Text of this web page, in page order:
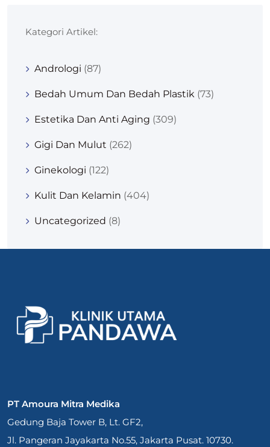
Kategori Artikel:
Andrologi (87)
Bedah Umum Dan Bedah Plastik (73)
Estetika Dan Anti Aging (309)
Gigi Dan Mulut (262)
Ginekologi (122)
Kulit Dan Kelamin (404)
Uncategorized (8)
PT Amoura Mitra Medika
Gedung Baja Tower B, Lt. GF2,
Jl. Pangeran Jayakarta No.55, Jakarta Pusat. 10730.